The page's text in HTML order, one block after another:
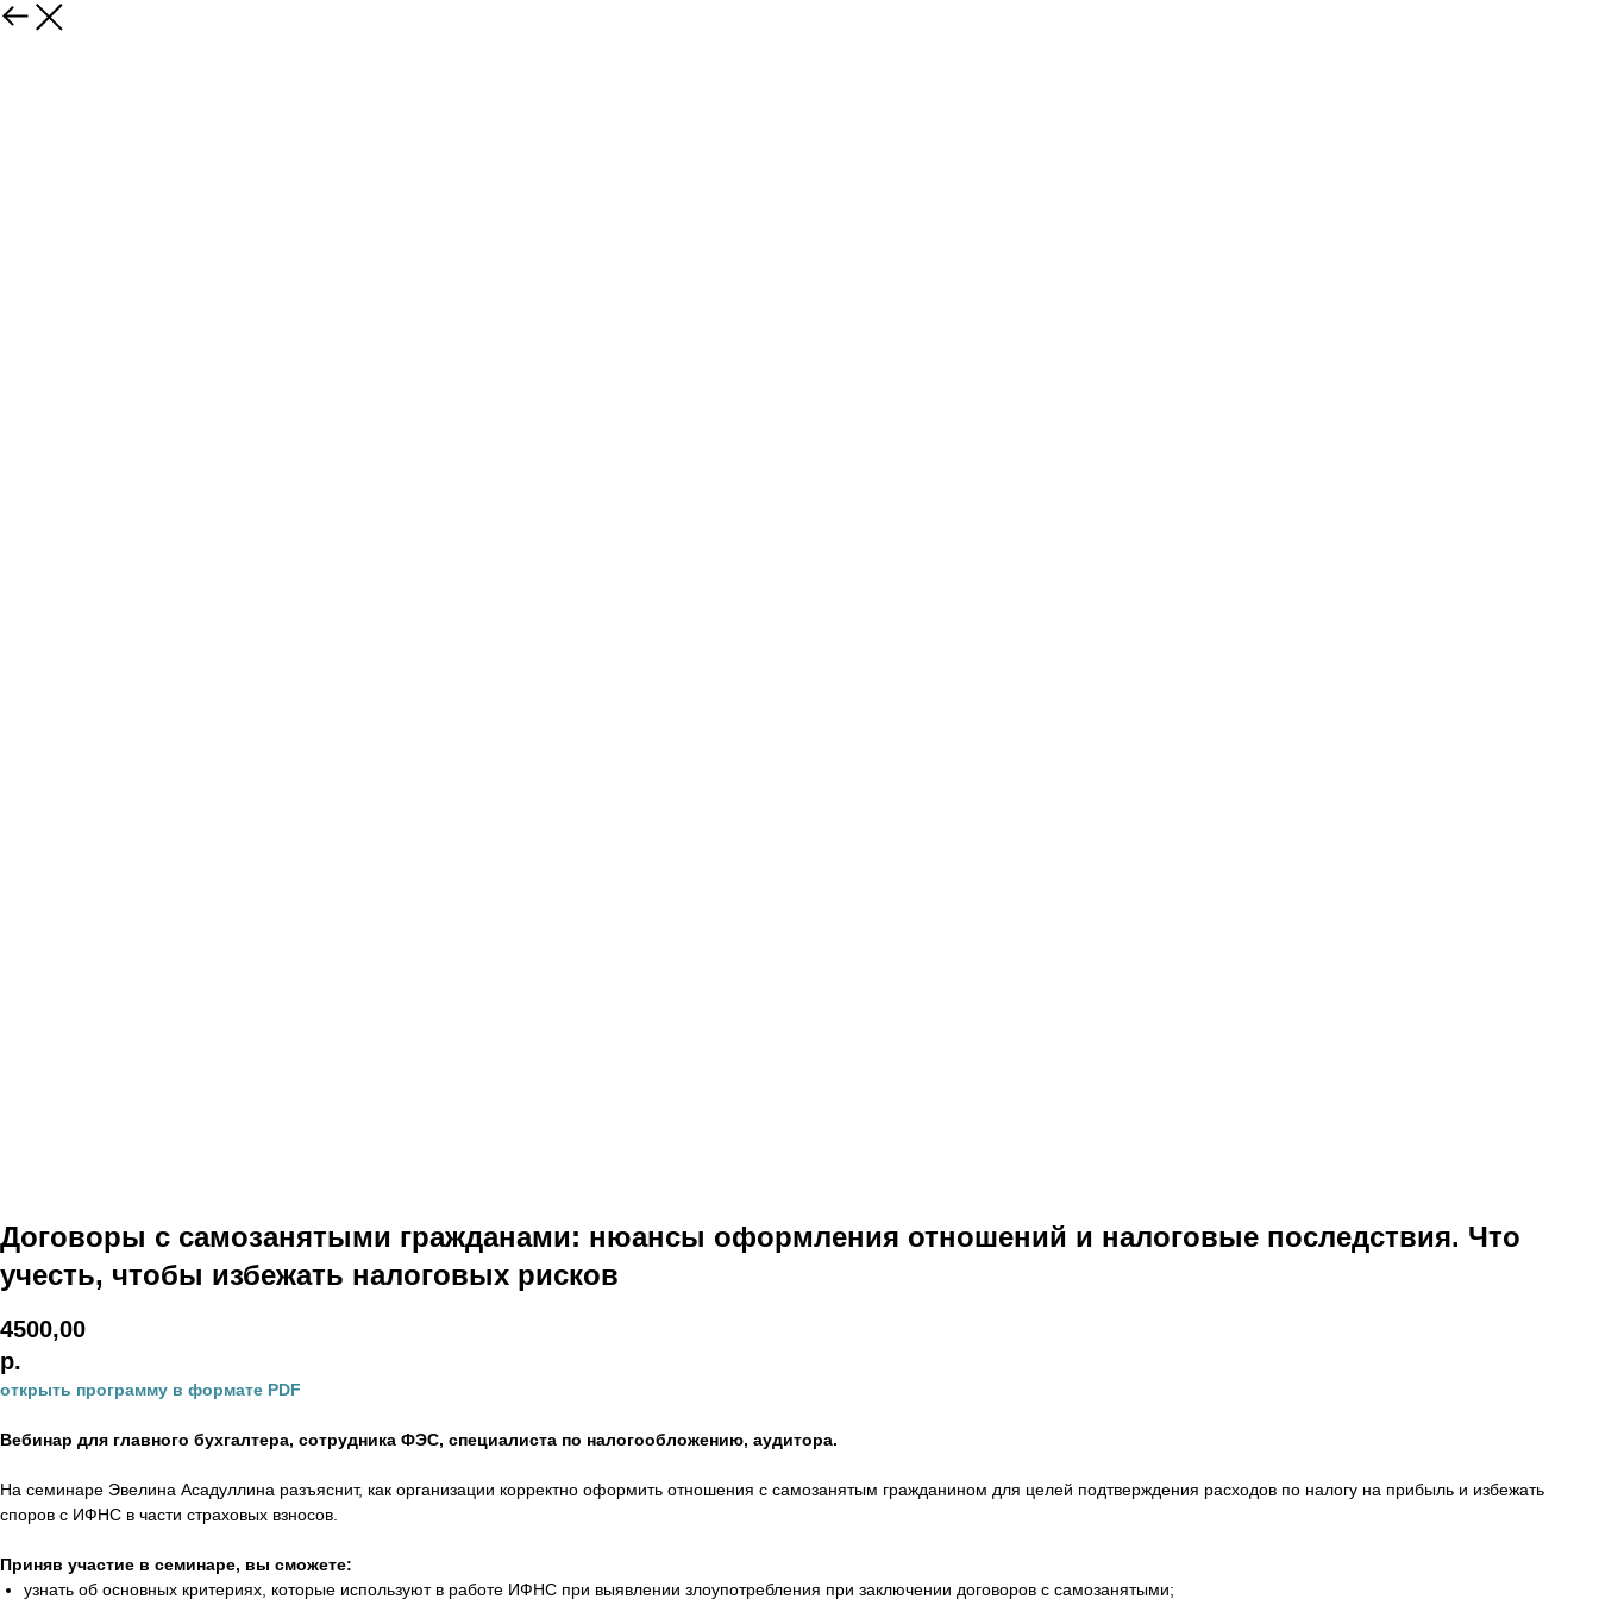
Договоры с самозанятыми гражданами: нюансы оформления отношений и налоговые последствия. Что
учесть, чтобы избежать налоговых рисков
4500,00
р.
открыть программу в формате PDF
Вебинар для главного бухгалтера, сотрудника ФЭС, специалиста по налогообложению, аудитора.
На семинаре Эвелина Асадуллина разъяснит, как организации корректно оформить отношения с самозанятым гражданином для целей подтверждения расходов по налогу на прибыль и избежать
споров с ИФНС в части страховых взносов.
Приняв участие в семинаре, вы сможете:
узнать об основных критериях, которые используют в работе ИФНС при выявлении злоупотребления при заключении договоров с самозанятыми;